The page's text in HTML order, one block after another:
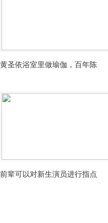
黄圣依浴室里做瑜伽，百年陈
前辈可以对新生演员进行指点